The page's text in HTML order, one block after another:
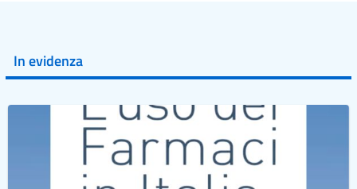
In evidenza